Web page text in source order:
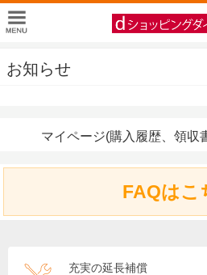
お知らせ
マイページ(購入履歴、領収
FAQはこ
充実の延長補償